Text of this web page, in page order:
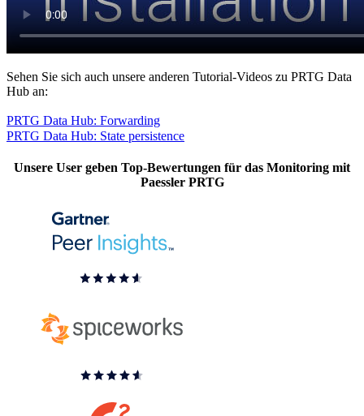
Sehen Sie sich auch unsere anderen Tutorial-Videos zu PRTG Data
Hub an:
PRTG Data Hub: Forwarding
PRTG Data Hub: State persistence
Unsere User geben Top-Bewertungen für das Monitoring mit
Paessler PRTG